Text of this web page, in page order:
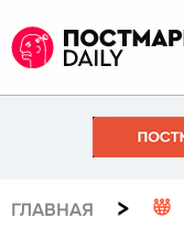
ГЛАВНАЯ >